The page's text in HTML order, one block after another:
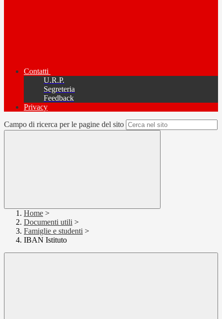
Contatti
U.R.P.
Segreteria
Feedback
Privacy
Campo di ricerca per le pagine del sito
Home >
Documenti utili >
Famiglie e studenti >
IBAN Istituto